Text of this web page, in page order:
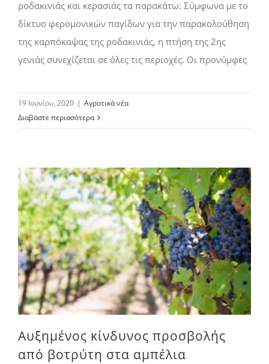
ροδακινιάς και κερασιάς τα παρακάτω: Σύμφωνα με το
δίκτυο φερομονικών παγίδων για την παρακολούθηση
της καρπόκαψας της ροδακινιάς, η πτήση της 2ης
γενιάς συνεχίζεται σε όλες τις περιοχές. Οι προνύμφες
19 Ιουνίου, 2020 | Αγροτικά νέα
Διαβάστε περισσότερα
Αυξημένος κίνδυνος προσβολής
από βοτρύτη στα αμπέλια